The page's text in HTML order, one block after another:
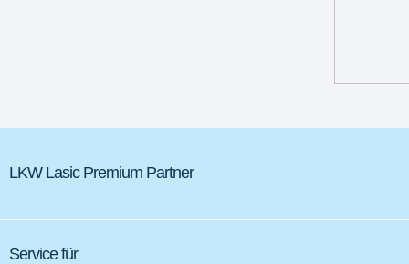
LKW Lasic Premium Partner
Service für